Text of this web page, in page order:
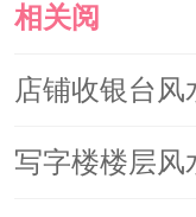
好。既然这
相关阅
读
店铺收银台风
写字楼楼层风